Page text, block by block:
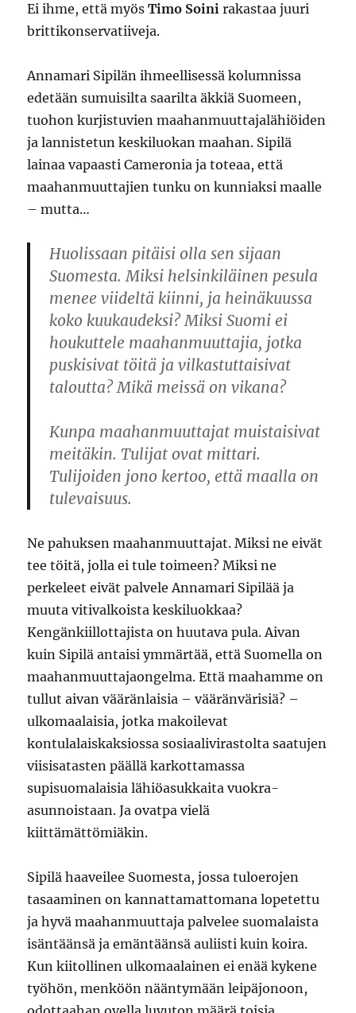
Ei ihme, että myös Timo Soini rakastaa juuri
brittikonservatiiveja.
Annamari Sipilän ihmeellisessä kolumnissa
edetään sumuisilta saarilta äkkiä Suomeen,
tuohon kurjistuvien maahanmuuttajalähiöiden
ja lannistetun keskiluokan maahan. Sipilä
lainaa vapaasti Cameronia ja toteaa, että
maahanmuuttajien tunku on kunniaksi maalle
– mutta…
Huolissaan pitäisi olla sen sijaan
Suomesta. Miksi helsinkiläinen pesula
menee viideltä kiinni, ja heinäkuussa
koko kuukaudeksi? Miksi Suomi ei
houkuttele maahanmuuttajia, jotka
puskisivat töitä ja vilkastuttaisivat
taloutta? Mikä meissä on vikana?
Kunpa maahanmuuttajat muistaisivat
meitäkin. Tulijat ovat mittari.
Tulijoiden jono kertoo, että maalla on
tulevaisuus.
Ne pahuksen maahanmuuttajat. Miksi ne eivät
tee töitä, jolla ei tule toimeen? Miksi ne
perkeleet eivät palvele Annamari Sipilää ja
muuta vitivalkoista keskiluokkaa?
Kengänkiillottajista on huutava pula. Aivan
kuin Sipilä antaisi ymmärtää, että Suomella on
maahanmuuttajaongelma. Että maahamme on
tullut aivan vääränlaisia – vääränvärisiä? –
ulkomaalaisia, jotka makoilevat
kontulalaiskaksiossa sosiaalivirastolta saatujen
viisisatasten päällä karkottamassa
supisuomalaisia lähiöasukkaita vuokra-
asunnoistaan. Ja ovatpa vielä
kiittämättömiäkin.
Sipilä haaveilee Suomesta, jossa tuloerojen
tasaaminen on kannattamattomana lopetettu
ja hyvä maahanmuuttaja palvelee suomalaista
isäntäänsä ja emäntäänsä auliisti kuin koira.
Kun kiitollinen ulkomaalainen ei enää kykene
työhön, menköön nääntymään leipäjonoon,